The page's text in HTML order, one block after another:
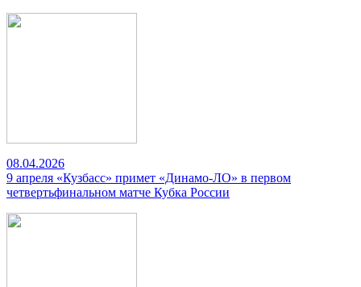
08.04.2026
9 апреля «Кузбасс» примет «Динамо-ЛО» в первом
четвертьфинальном матче Кубка России